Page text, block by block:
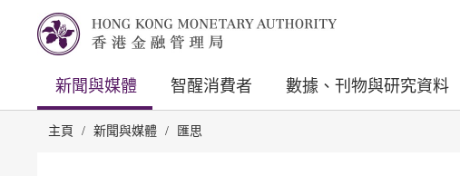
新聞與媒體 智醒消費者 數據、刊物與研究資料
主頁 / 新聞與媒體 / 匯思